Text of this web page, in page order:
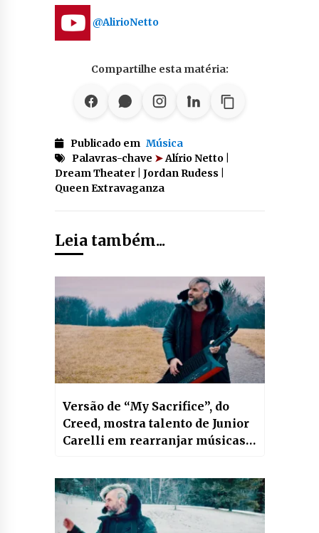
@AlirioNetto
Compartilhe esta matéria:
Publicado em Música
Palavras-chave ➤Alírio Netto |
Dream Theater | Jordan Rudess |
Queen Extravaganza
Leia também...
Versão de “My Sacrifice”, do
Creed, mostra talento de Junior
Carelli em rearranjar músicas